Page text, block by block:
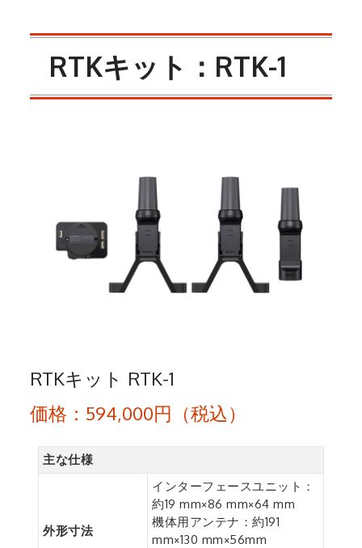
RTKキット：RTK-1
RTKキット RTK-1
価格：594,000円（税込）
主な仕様
外形寸法
インターフェースユニット：
約19 mm×86 mm×64 mm
機体用アンテナ：約191
mm×130 mm×56mm